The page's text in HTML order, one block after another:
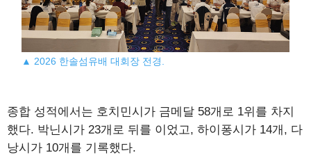
▲ 2026 한솔섬유배 대회장 전경.
종합 성적에서는 호치민시가 금메달 58개로 1위를 차지
했다. 박닌시가 23개로 뒤를 이었고, 하이퐁시가 14개, 다
낭시가 10개를 기록했다.